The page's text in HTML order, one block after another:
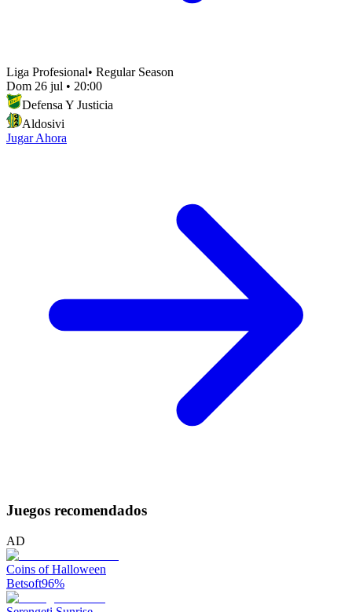
Liga Profesional• Regular Season
Dom 26 jul • 20:00
Defensa Y Justicia
Aldosivi
Jugar Ahora
Juegos recomendados
AD
Coins of Halloween
Betsoft96%